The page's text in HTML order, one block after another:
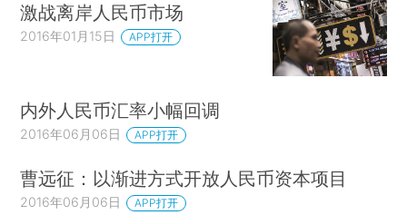
激战离岸人民币市场
2016年01月15日 APP打开
内外人民币汇率小幅回调
2016年06月06日 APP打开
曹远征：以渐进方式开放人民币资本项目
2016年06月06日 APP打开